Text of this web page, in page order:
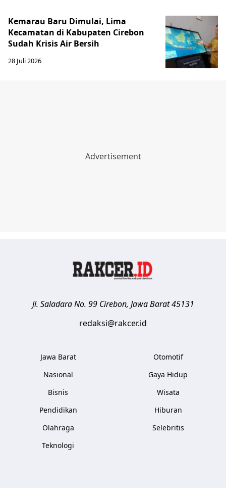
Kemarau Baru Dimulai, Lima
Kecamatan di Kabupaten Cirebon
Sudah Krisis Air Bersih
28 Juli 2026
Jl. Saladara No. 99 Cirebon, Jawa Barat 45131
redaksi@rakcer.id
Jawa Barat
Nasional
Bisnis
Pendidikan
Olahraga
Teknologi
Otomotif
Gaya Hidup
Wisata
Hiburan
Selebritis